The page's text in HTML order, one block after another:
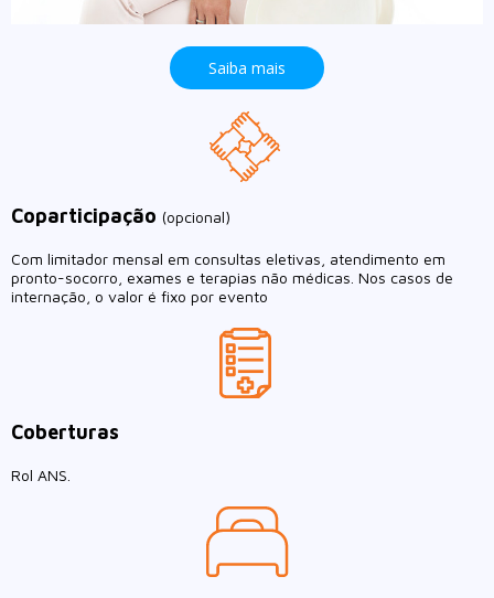
Saiba mais
Coparticipação (opcional)
Com limitador mensal em consultas eletivas, atendimento em
pronto-socorro, exames e terapias não médicas. Nos casos de
internação, o valor é fixo por evento
Coberturas
Rol ANS.